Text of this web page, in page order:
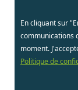
En cliquant sur
communications
moment.
Politique de